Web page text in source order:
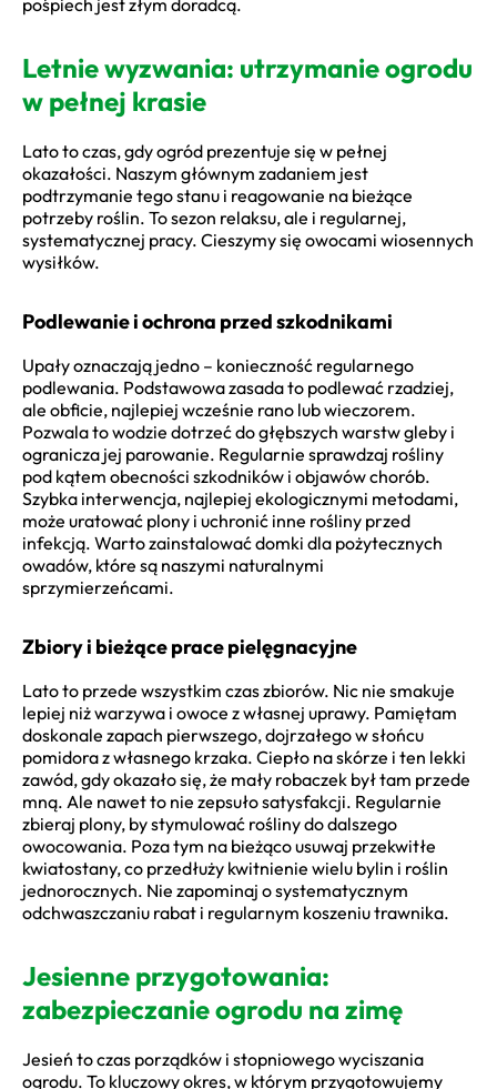
Letnie wyzwania: utrzymanie ogrodu
w pełnej krasie
Lato to czas, gdy ogród prezentuje się w pełnej
okazałości. Naszym głównym zadaniem jest
podtrzymanie tego stanu i reagowanie na bieżące
potrzeby roślin. To sezon relaksu, ale i regularnej,
systematycznej pracy. Cieszymy się owocami wiosennych
wysiłków.
Podlewanie i ochrona przed szkodnikami
Upały oznaczają jedno – konieczność regularnego
podlewania. Podstawowa zasada to podlewać rzadziej,
ale obficie, najlepiej wcześnie rano lub wieczorem.
Pozwala to wodzie dotrzeć do głębszych warstw gleby i
ogranicza jej parowanie. Regularnie sprawdzaj rośliny
pod kątem obecności szkodników i objawów chorób.
Szybka interwencja, najlepiej ekologicznymi metodami,
może uratować plony i uchronić inne rośliny przed
infekcją. Warto zainstalować domki dla pożytecznych
owadów, które są naszymi naturalnymi
sprzymierzeńcami.
Zbiory i bieżące prace pielęgnacyjne
Lato to przede wszystkim czas zbiorów. Nic nie smakuje
lepiej niż warzywa i owoce z własnej uprawy. Pamiętam
doskonale zapach pierwszego, dojrzałego w słońcu
pomidora z własnego krzaka. Ciepło na skórze i ten lekki
zawód, gdy okazało się, że mały robaczek był tam przede
mną. Ale nawet to nie zepsuło satysfakcji. Regularnie
zbieraj plony, by stymulować rośliny do dalszego
owocowania. Poza tym na bieżąco usuwaj przekwitłe
kwiatostany, co przedłuży kwitnienie wielu bylin i roślin
jednorocznych. Nie zapominaj o systematycznym
odchwaszczaniu rabat i regularnym koszeniu trawnika.
Jesienne przygotowania:
zabezpieczanie ogrodu na zimę
Jesień to czas porządków i stopniowego wyciszania
ogrodu. To kluczowy okres, w którym przygotowujemy